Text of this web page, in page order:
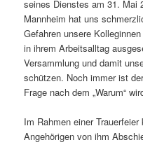
seines Dienstes am 31. Mai
Mannheim hat uns
Gefahren unsere
in ihrem Arbeitsalltag
Versammlung und damit
schützen. Noch immer ist
Frage nach dem „Warum“
Im Rahmen einer
Angehörigen von ihm